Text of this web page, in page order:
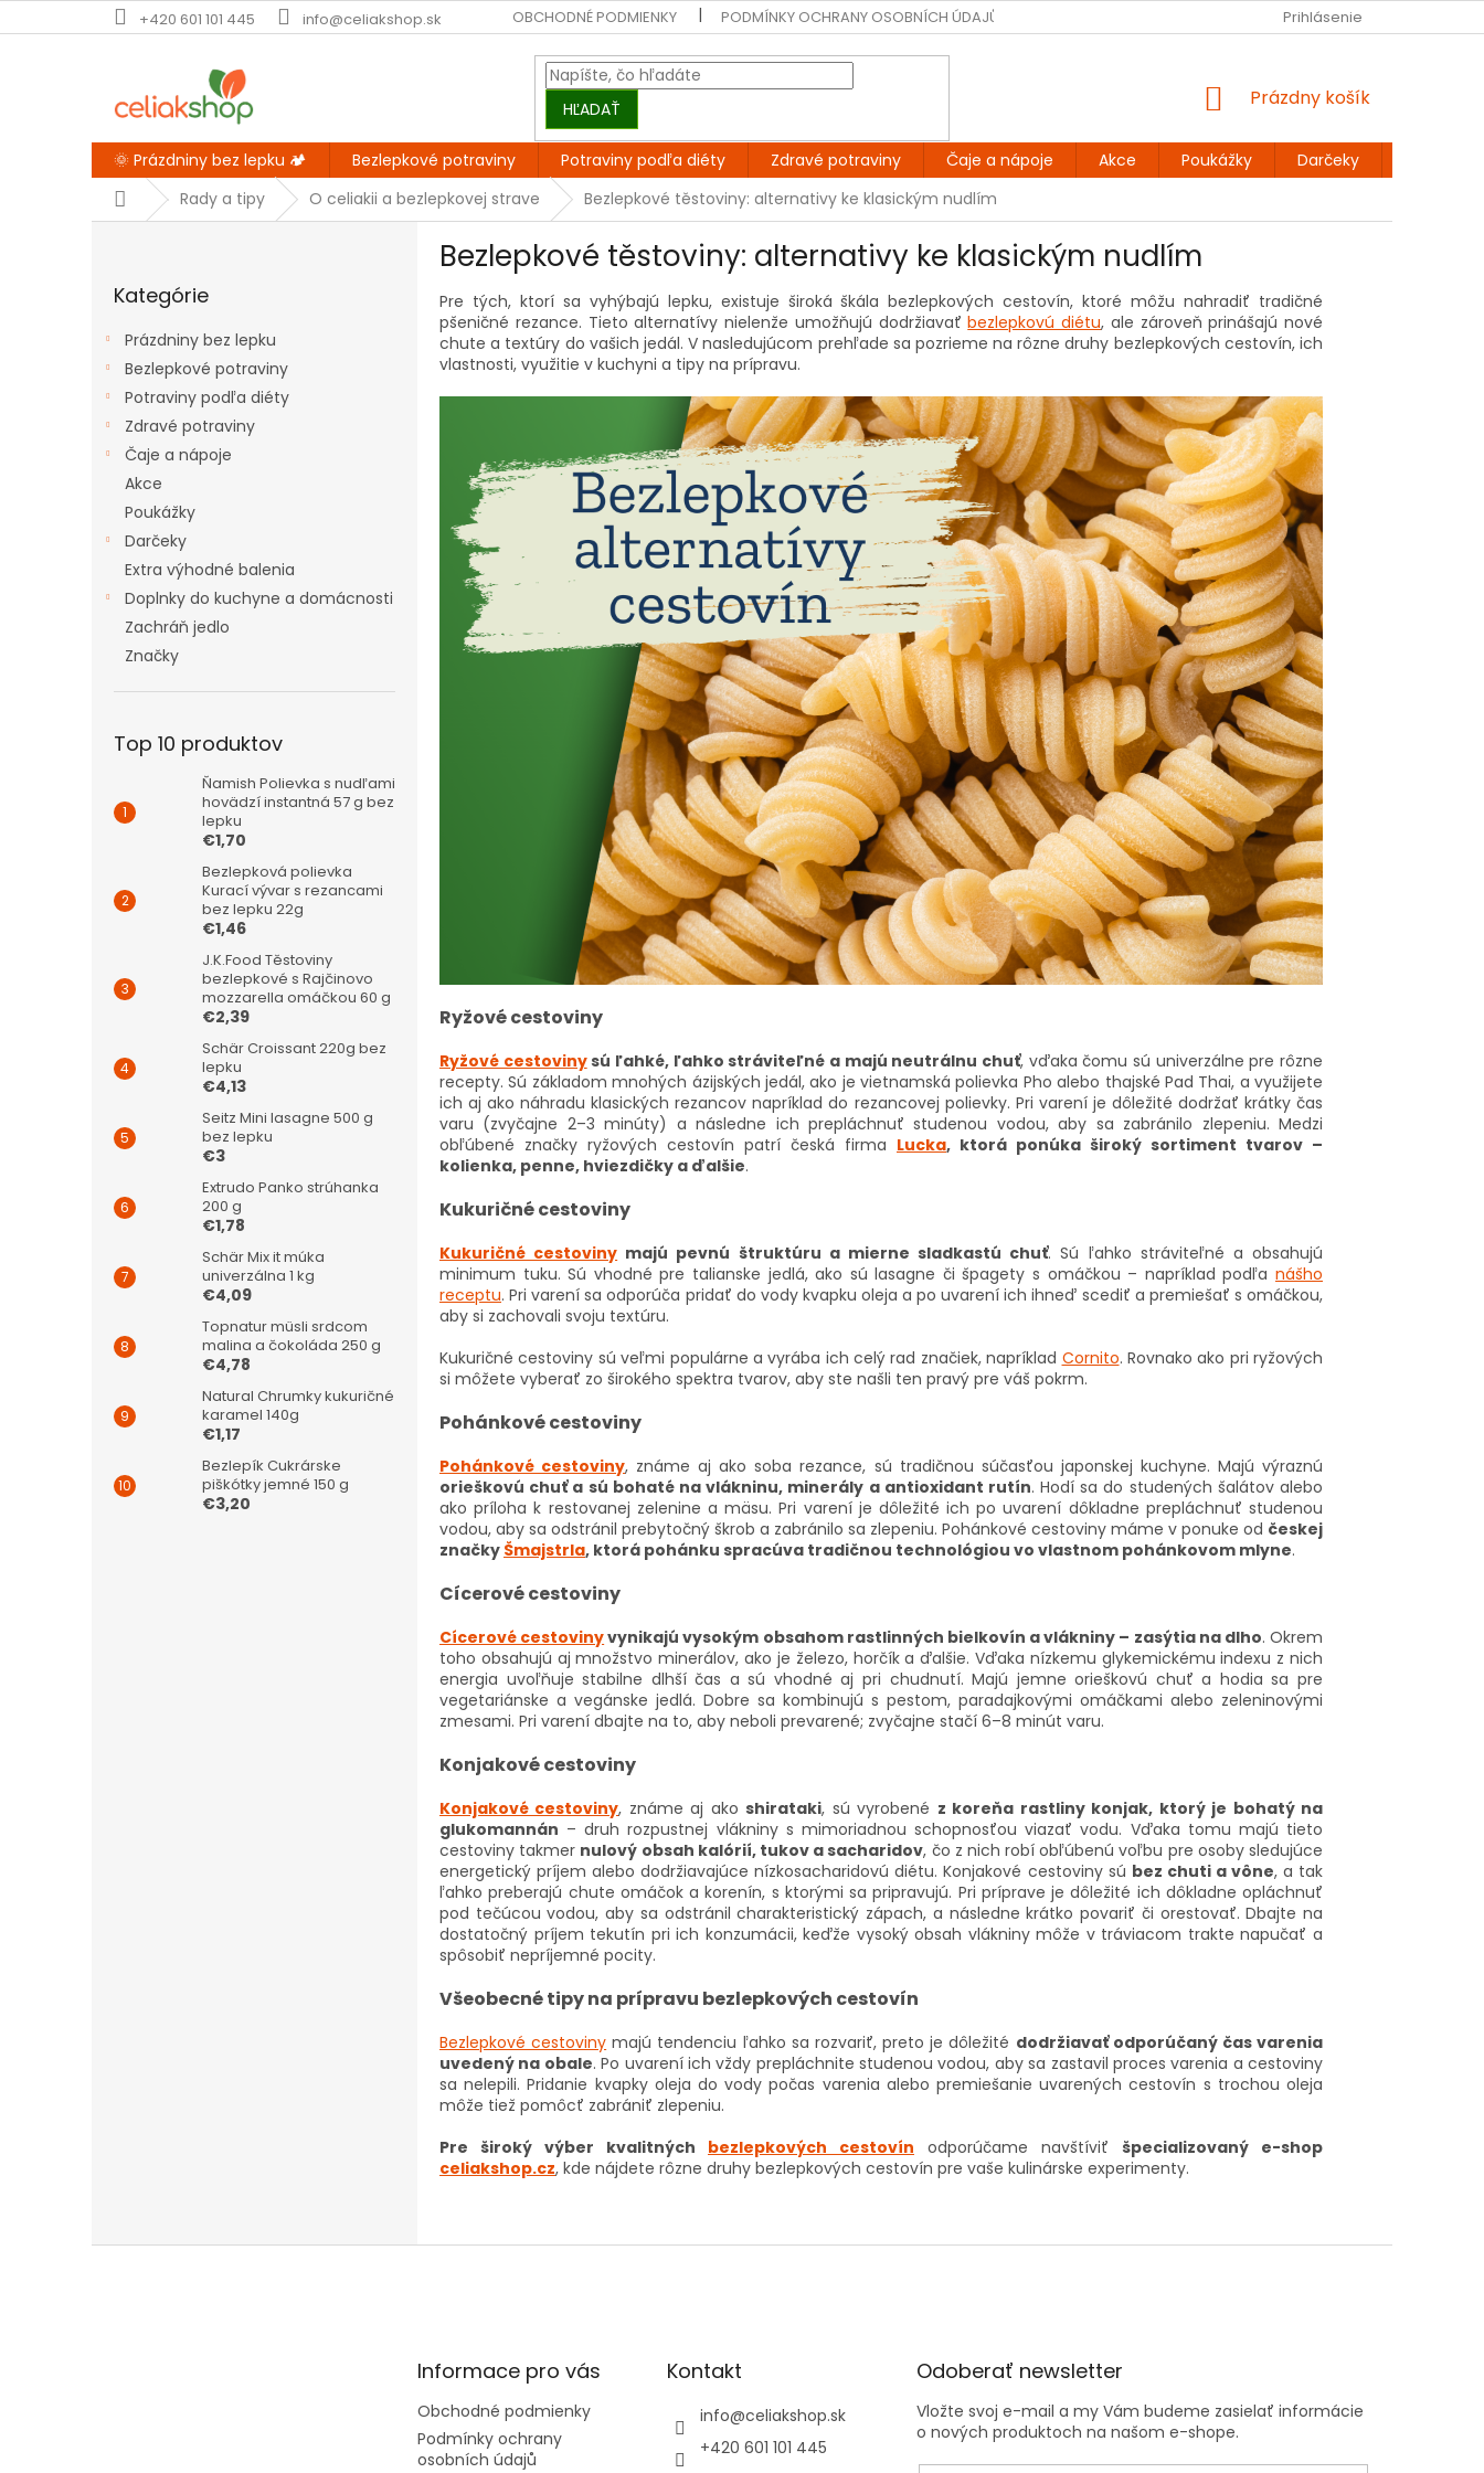
na
+420 601 101 445 info@celiakshop.sk OBCHODNÉ PODMIENKY PODMÍNKY OCHRANY OSOBNÍCH ÚDAJŮ KONTAKT DOPRAVA A PLATBA
Prihlásenie
HĽADAŤ
NÁKUPNÝ
Prázdny košík
🌞 Prázdniny bez lepku 🏕️ Bezlepkové potraviny Potraviny podľa diéty Zdravé potraviny Čaje a nápoje Akce Poukážky Darčeky
DomovRady a tipy O celiakii a bezlepkovej strave Bezlepkové těstoviny: alternativy ke klasickým nudlím
kategórie
Kategórie
Prázdniny bez lepku
Bezlepkové potraviny
Potraviny podľa diéty
Zdravé potraviny
Čaje a nápoje
Akce
Poukážky
Darčeky
Extra výhodné balenia
Doplnky do kuchyne a domácnosti
Zachráň jedlo
Značky
Top 10 produktov
Ňamish Polievka s nudľami
hovädzí instantná 57 g bez
lepku
€1,70
Bezlepková polievka
Kurací vývar s rezancami
bez lepku 22g
€1,46
J.K.Food Těstoviny
bezlepkové s Rajčinovo
mozzarella omáčkou 60 g
€2,39
Schär Croissant 220g bez
lepku
€4,13
Seitz Mini lasagne 500 g
bez lepku
€3
Extrudo Panko strúhanka
200 g
€1,78
Schär Mix it múka
univerzálna 1 kg
€4,09
Topnatur müsli srdcom
malina a čokoláda 250 g
€4,78
Natural Chrumky kukuričné
karamel 140g
€1,17
Bezlepík Cukrárske
piškótky jemné 150 g
€3,20
Bezlepkové těstoviny: alternativy ke klasickým nudlím
Pre tých, ktorí sa vyhýbajú lepku, existuje široká škála bezlepkových cestovín, ktoré môžu nahradiť tradičné
pšeničné rezance. Tieto alternatívy nielenže umožňujú dodržiavaťbezlepkovú diétu, ale zároveň prinášajú nové
chute a textúry do vašich jedál. V nasledujúcom prehľade sa pozrieme na rôzne druhy bezlepkových cestovín, ich
vlastnosti, využitie v kuchyni a tipy na prípravu.
Ryžové cestoviny
Ryžové cestovinysú ľahké, ľahko stráviteľné a majú neutrálnu chuť, vďaka čomu sú univerzálne pre rôzne
recepty. Sú základom mnohých ázijských jedál, ako je vietnamská polievka Pho alebo thajské Pad Thai, a využijete
ich aj ako náhradu klasických rezancov napríklad do rezancovej polievky. Pri varení je dôležité dodržať krátky čas
varu (zvyčajne 2–3 minúty) a následne ich prepláchnuť studenou vodou, aby sa zabránilo zlepeniu. Medzi
obľúbené značky ryžových cestovín patrí česká firma Lucka, ktorá ponúka široký sortiment tvarov –
kolienka, penne, hviezdičky a ďalšie.
Kukuričné cestoviny
Kukuričné cestoviny majú pevnú štruktúru a mierne sladkastú chuť. Sú ľahko stráviteľné a obsahujú
minimum tuku. Sú vhodné pre talianske jedlá, ako sú lasagne či špagety s omáčkou – napríklad podľa nášho
receptu. Pri varení sa odporúča pridať do vody kvapku oleja a po uvarení ich ihneď scediť a premiešať s omáčkou,
aby si zachovali svoju textúru.
Kukuričné cestoviny sú veľmi populárne a vyrába ich celý rad značiek, napríklad Cornito. Rovnako ako pri ryžových
si môžete vyberať zo širokého spektra tvarov, aby ste našli ten pravý pre váš pokrm.
Pohánkové cestoviny
Pohánkové cestoviny, známe aj ako soba rezance, sú tradičnou súčasťou japonskej kuchyne. Majú výraznú
orieškovú chuť a sú bohaté na vlákninu, minerály a antioxidant rutín. Hodí sa do studených šalátov alebo
ako príloha k restovanej zelenine a mäsu. Pri varení je dôležité ich po uvarení dôkladne prepláchnuť studenou
vodou, aby sa odstránil prebytočný škrob a zabránilo sa zlepeniu. Pohánkové cestoviny máme v ponuke od českej
značky Šmajstrla, ktorá pohánku spracúva tradičnou technológiou vo vlastnom pohánkovom mlyne.
Cícerové cestoviny
Cícerové cestovinyvynikajú vysokým obsahom rastlinných bielkovín a vlákniny – zasýtia na dlho. Okrem
toho obsahujú aj množstvo minerálov, ako je železo, horčík a ďalšie. Vďaka nízkemu glykemickému indexu z nich
energia uvoľňuje stabilne dlhší čas a sú vhodné aj pri chudnutí. Majú jemne orieškovú chuť a hodia sa pre
vegetariánske a vegánske jedlá. Dobre sa kombinujú s pestom, paradajkovými omáčkami alebo zeleninovými
zmesami. Pri varení dbajte na to, aby neboli prevarené; zvyčajne stačí 6–8 minút varu.
Konjakové cestoviny
Konjakové cestoviny, známe aj akoshirataki, sú vyrobené z koreňa rastliny konjak, ktorý je bohatý na
glukomannán – druh rozpustnej vlákniny s mimoriadnou schopnosťou viazať vodu. Vďaka tomu majú tieto
cestoviny takmer nulový obsah kalórií, tukov a sacharidov, čo z nich robí obľúbenú voľbu pre osoby sledujúce
energetický príjem alebo dodržiavajúce nízkosacharidovú diétu. Konjakové cestoviny sú bez chuti a vône, a tak
ľahko preberajú chute omáčok a korenín, s ktorými sa pripravujú. Pri príprave je dôležité ich dôkladne opláchnuť
pod tečúcou vodou, aby sa odstránil charakteristický zápach, a následne krátko povariť či orestovať. Dbajte na
dostatočný príjem tekutín pri ich konzumácii, keďže vysoký obsah vlákniny môže v tráviacom trakte napučať a
spôsobiť nepríjemné pocity.
Všeobecné tipy na prípravu bezlepkových cestovín
Bezlepkové cestoviny majú tendenciu ľahko sa rozvariť, preto je dôležité dodržiavať odporúčaný čas varenia
uvedený na obale. Po uvarení ich vždy prepláchnite studenou vodou, aby sa zastavil proces varenia a cestoviny
sa nelepili. Pridanie kvapky oleja do vody počas varenia alebo premiešanie uvarených cestovín s trochou oleja
môže tiež pomôcť zabrániť zlepeniu.
Pre široký výber kvalitných bezlepkových cestovín odporúčame navštíviť špecializovaný e-shop
celiakshop.cz, kde nájdete rôzne druhy bezlepkových cestovín pre vaše kulinárske experimenty.
Informace pro vás
Obchodné podmienky
Podmínky ochrany
osobních údajů
Kontakt
info@celiakshop.sk
+420 601 101 445
Odoberať newsletter
Vložte svoj e-mail a my Vám budeme zasielať informácie
o nových produktoch na našom e-shope.